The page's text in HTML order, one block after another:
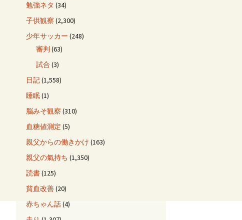
勉強ネタ (34)
子供観察 (2,300)
少年サッカー (248)
審判 (63)
試合 (3)
日記(1,558)
睡眠(1)
脳みそ観察 (310)
血糖値測定 (5)
親父からの働きかけ (163)
親父の氣持ち (1,350)
読書(125)
貧血改善(20)
赤ちゃん話(4)